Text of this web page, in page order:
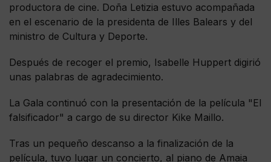
productora de cine. Doña Letizia estuvo acompañada
en el escenario de la presidenta de Illes Balears y del
ministro de Cultura y Deporte.
Después de recoger el premio, Isabelle Huppert digirió
unas palabras de agradecimiento.
La Gala continuó con la presentación de la película "El
falsificador" a cargo de su director Kike Maillo.
Tras un pequeño descanso a la finalización de la
película, tuvo lugar un concierto, al piano de Amaia